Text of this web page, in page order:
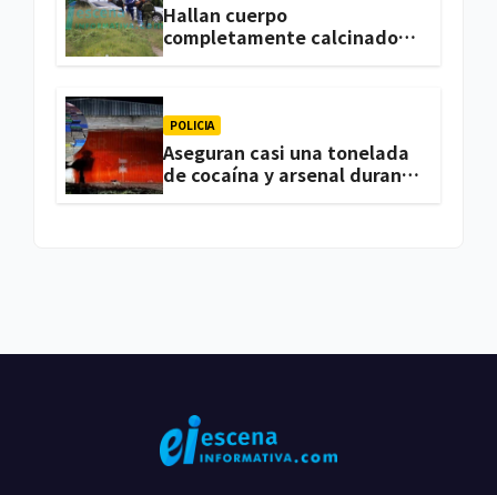
Hallan cuerpo
completamente calcinado
POLICIA
Aseguran casi una tonelada
de cocaína y arsenal durante